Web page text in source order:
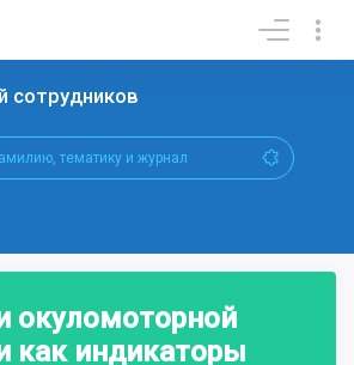
сотрудников
окуломоторной
как индикаторы